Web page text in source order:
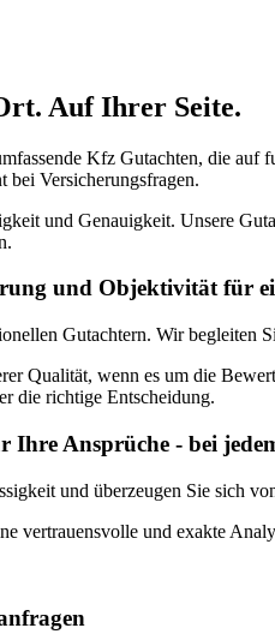
Auf Ihrer Seite.
Kfz Gutachten, die
bei Versicherungsfragen.
und Genauigkeit. Unsere
und Objektivität für
Gutachtern. Wir begleiten
Qualität, wenn es um die
die richtige Entscheidung.
Ihre Ansprüche - bei
und überzeugen Sie sich
vertrauensvolle und exakte